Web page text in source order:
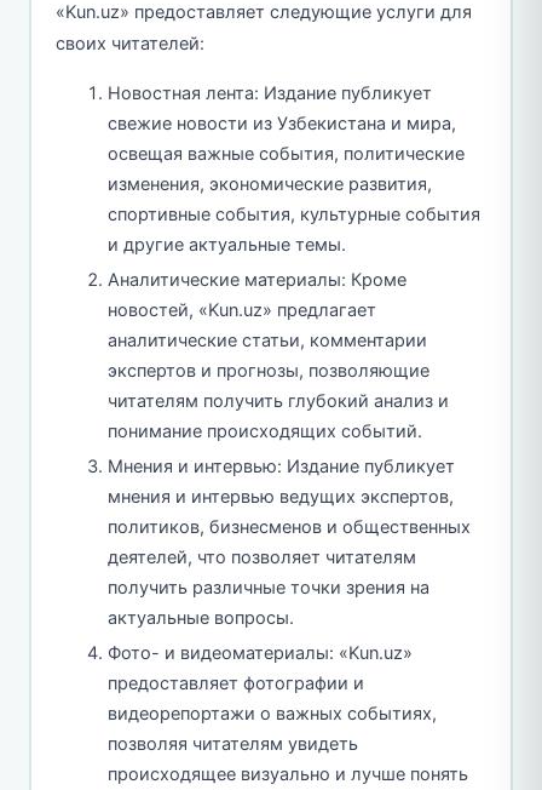
«Kun.uz» предоставляет следующие услуги для
своих читателей:
Новостная лента: Издание публикует
свежие новости из Узбекистана и мира,
освещая важные события, политические
изменения, экономические развития,
спортивные события, культурные события
и другие актуальные темы.
Аналитические материалы: Кроме
новостей, «Kun.uz» предлагает
аналитические статьи, комментарии
экспертов и прогнозы, позволяющие
читателям получить глубокий анализ и
понимание происходящих событий.
Мнения и интервью: Издание публикует
мнения и интервью ведущих экспертов,
политиков, бизнесменов и общественных
деятелей, что позволяет читателям
получить различные точки зрения на
актуальные вопросы.
Фото- и видеоматериалы: «Kun.uz»
предоставляет фотографии и
видеорепортажи о важных событиях,
позволяя читателям увидеть
происходящее визуально и лучше понять